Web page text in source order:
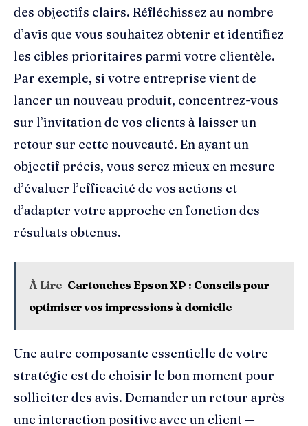
des objectifs clairs. Réfléchissez au nombre
d’avis que vous souhaitez obtenir et identifiez
les cibles prioritaires parmi votre clientèle.
Par exemple, si votre entreprise vient de
lancer un nouveau produit, concentrez-vous
sur l’invitation de vos clients à laisser un
retour sur cette nouveauté. En ayant un
objectif précis, vous serez mieux en mesure
d’évaluer l’efficacité de vos actions et
d’adapter votre approche en fonction des
résultats obtenus.
À Lire Cartouches Epson XP : Conseils pour
optimiser vos impressions à domicile
Une autre composante essentielle de votre
stratégie est de choisir le bon moment pour
solliciter des avis. Demander un retour après
une interaction positive avec un client —